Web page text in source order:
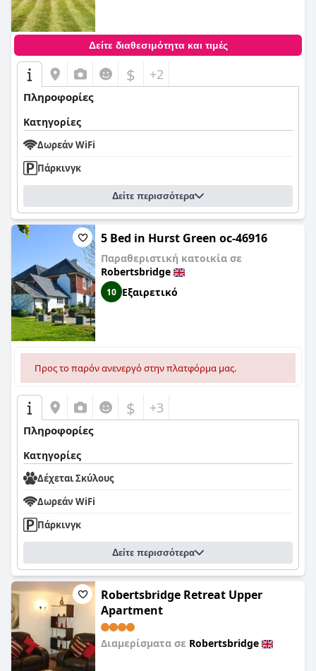
Δείτε διαθεσιμότητα και τιμές
$ +2
Πληροφορίες
Κατηγορίες
Δωρεάν WiFi
Πάρκινγκ
Δείτε περισσότερα
5 Bed in Hurst Green oc-46916
Παραθεριστική κατοικία σε
Robertsbridge
10 Εξαιρετικό
Προς το παρόν ανενεργό στην πλατφόρμα μας.
$ +3
Πληροφορίες
Κατηγορίες
Δέχεται Σκύλους
Δωρεάν WiFi
Πάρκινγκ
Δείτε περισσότερα
Robertsbridge Retreat Upper
Apartment
Διαμερίσματα σε Robertsbridge